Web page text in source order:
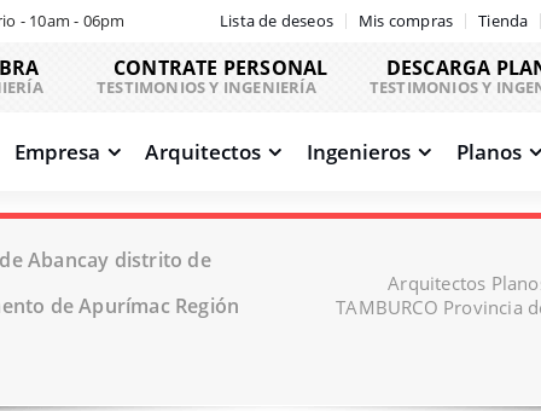
- 10am - 06pm Lista de deseos Mis compras Tienda
CONTRATE PERSONAL
TESTIMONIOS Y INGENIERÍA
DESCARGA
TESTIMONIOS Y
Empresa Arquitectos Ingenieros Planos
Abancay distrito de
de Apurímac Región
Arquitectos
TAMBURCO Provincia